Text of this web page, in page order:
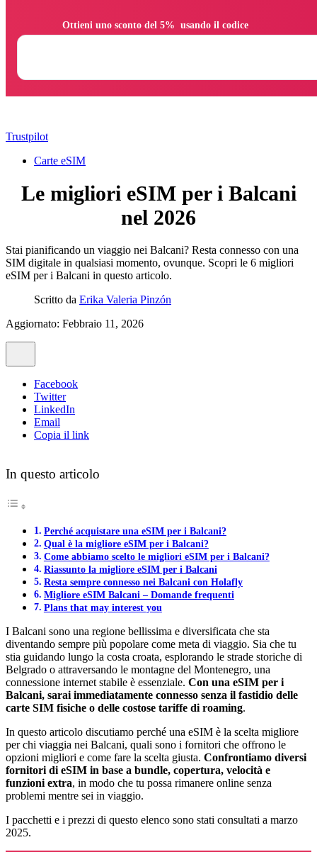
Trustpilot
Carte eSIM
Le migliori eSIM per i Balcani
nel 2026
Stai pianificando un viaggio nei Balcani? Resta connesso con una
SIM digitale in qualsiasi momento, ovunque. Scopri le 6 migliori
eSIM per i Balcani in questo articolo.
Scritto da Erika Valeria Pinzón
Aggiornato: Febbraio 11, 2026
Facebook
Twitter
LinkedIn
Email
Copia il link
In questo articolo
Perché acquistare una eSIM per i Balcani?
Qual è la migliore eSIM per i Balcani?
Come abbiamo scelto le migliori eSIM per i Balcani?
Riassunto la migliore eSIM per i Balcani
Resta sempre connesso nei Balcani con Holafly
Migliore eSIM Balcani – Domande frequenti
Plans that may interest you
I Balcani sono una regione bellissima e diversificata che sta
diventando sempre più popolare come meta di viaggio. Sia che tu
stia guidando lungo la costa croata, esplorando le strade storiche di
Belgrado o attraversando le montagne del Montenegro, una
connessione internet stabile è essenziale. Con una eSIM per i
Balcani, sarai immediatamente connesso senza il fastidio delle
carte SIM fisiche o delle costose tariffe di roaming.
In questo articolo discutiamo perché una eSIM è la scelta migliore
per chi viaggia nei Balcani, quali sono i fornitori che offrono le
opzioni migliori e come fare la scelta giusta. Confrontiamo diversi
fornitori di eSIM in base a bundle, copertura, velocità e
funzioni extra, in modo che tu possa rimanere online senza
problemi mentre sei in viaggio.
I pacchetti e i prezzi di questo elenco sono stati consultati a marzo
2025.